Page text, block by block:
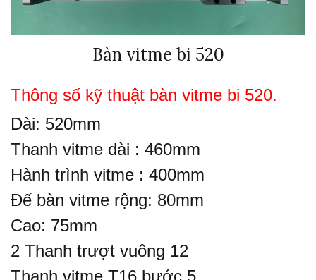
Bàn vitme bi 520
Thông số kỹ thuật bàn vitme bi 520.
Dài: 520mm
Thanh vitme dài : 460mm
Hành trình vitme : 400mm
Đế bàn vitme rộng: 80mm
Cao: 75mm
2 Thanh trượt vuông 12